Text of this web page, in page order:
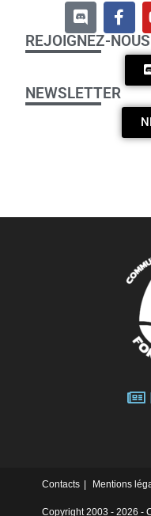
REJOIGNEZ-
NEWSLETTER
Contacts Mentions
Copyright 2003 - 2026 -